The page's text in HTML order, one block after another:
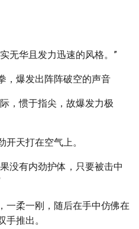
无华且发力迅速的风格。”
，爆发出阵阵破空的声音
，惯于指尖，故爆发力极
天打在空气上。
没有内劲护体，只要被击中
一柔一刚，随后在手中仿佛在
推出。